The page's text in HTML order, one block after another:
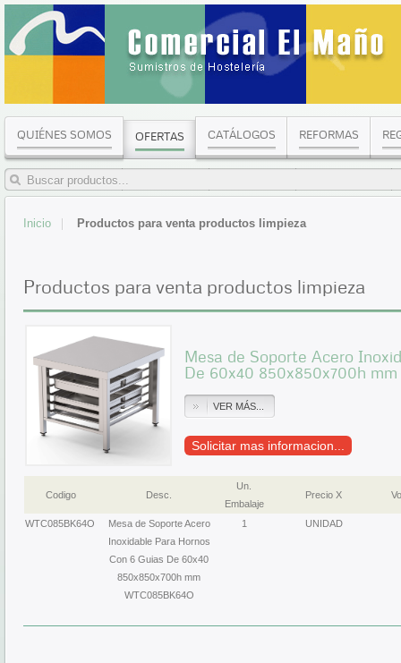
QUIÉNES SOMOS OFERTAS CATÁLOGOS REFORMAS
Inicio Productos para venta productos limpieza
Productos para venta productos limpieza
Mesa de Soporte Acero
De 60x40 850x850x700h mm
VER MÁS...
Solicitar mas informacion...
Codigo Desc.
Un.
Embalaje
Precio X
WTC085BK64O
Mesa de Soporte Acero
Inoxidable Para Hornos
Con 6 Guias De 60x40
850x850x700h mm
WTC085BK64O
1 UNIDAD